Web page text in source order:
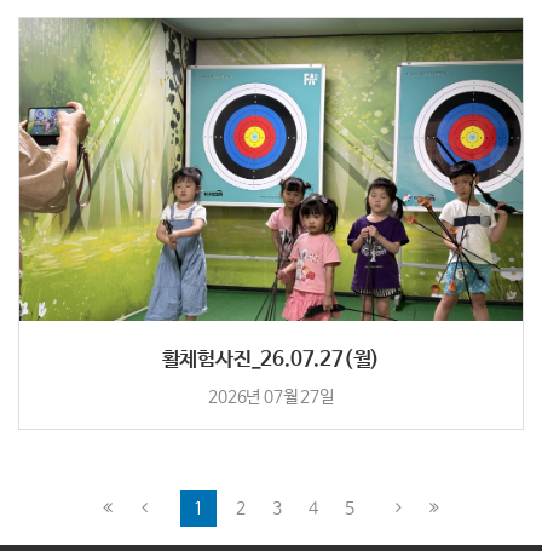
활체험사진_26.07.27(월)
2026년 07월 27일
1 2 3 4 5